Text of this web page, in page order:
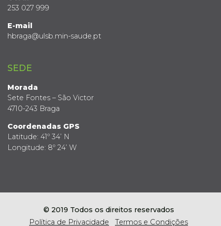
253 027 999
E-mail
hbraga@ulsb.min-saude.pt
SEDE
Morada
Sete Fontes – São Victor
4710-243 Braga
Coordenadas GPS
Latitude: 41º 34’ N
Longitude: 8º 24’ W
© 2019 Todos os direitos reservados
Política de Privacidade
Termos e Condições